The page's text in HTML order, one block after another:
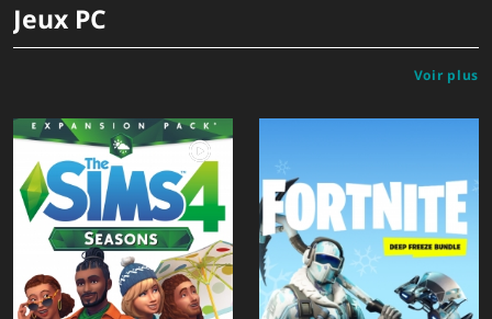
Jeux PC
Voir plus